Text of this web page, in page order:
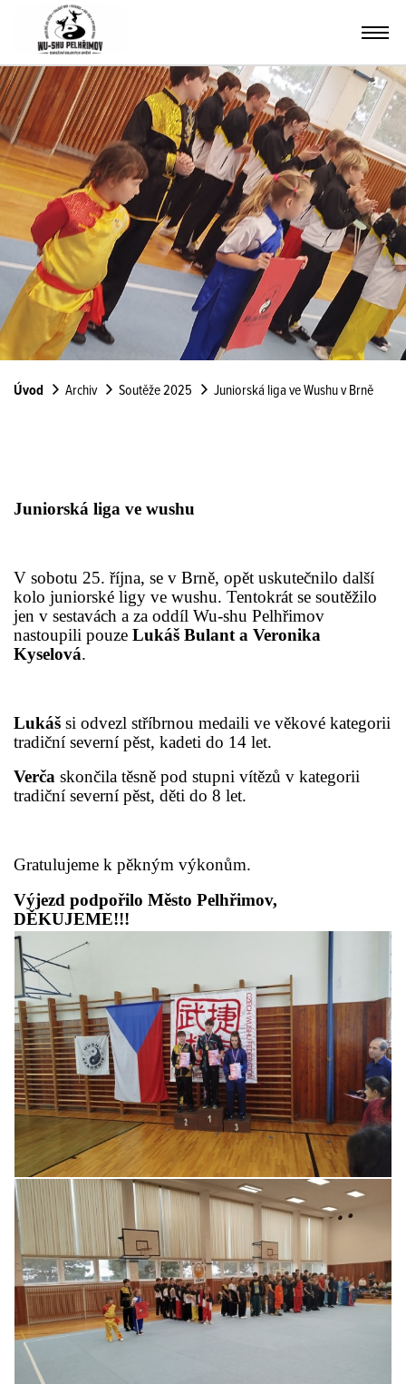
Úvod Archiv Soutěže 2025 Juniorská liga ve Wushu v Brně
Juniorská liga ve wushu
V sobotu 25. října, se v Brně, opět uskutečnilo další
kolo juniorské ligy ve wushu. Tentokrát se soutěžilo
jen v sestavách a za oddíl Wu-shu Pelhřimov
nastoupili pouze Lukáš Bulant a Veronika
Kyselová.
Lukáš si odvezl stříbrnou medaili ve věkové kategorii
tradiční severní pěst, kadeti do 14 let.
Verča skončila těsně pod stupni vítězů v kategorii
tradiční severní pěst, děti do 8 let.
Gratulujeme k pěkným výkonům.
Výjezd podpořilo Město Pelhřimov,
DĚKUJEME!!!